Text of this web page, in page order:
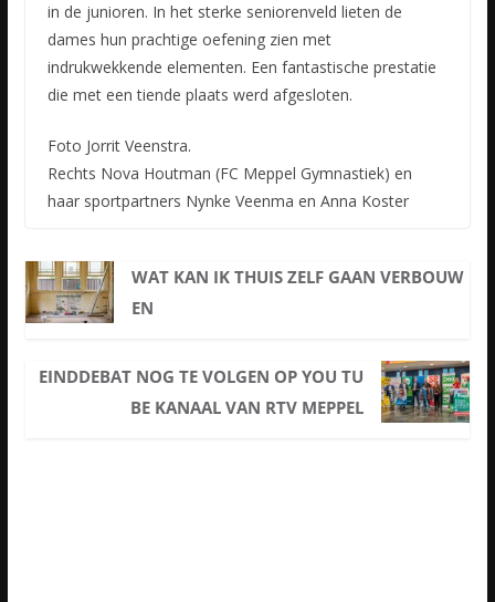
in de junioren. In het sterke seniorenveld lieten de
dames hun prachtige oefening zien met
indrukwekkende elementen. Een fantastische prestatie
die met een tiende plaats werd afgesloten.
Foto Jorrit Veenstra.
Rechts Nova Houtman (FC Meppel Gymnastiek) en
haar sportpartners Nynke Veenma en Anna Koster
WAT KAN IK THUIS ZELF GAAN VERBOUW
EN
EINDDEBAT NOG TE VOLGEN OP YOU TU
BE KANAAL VAN RTV MEPPEL